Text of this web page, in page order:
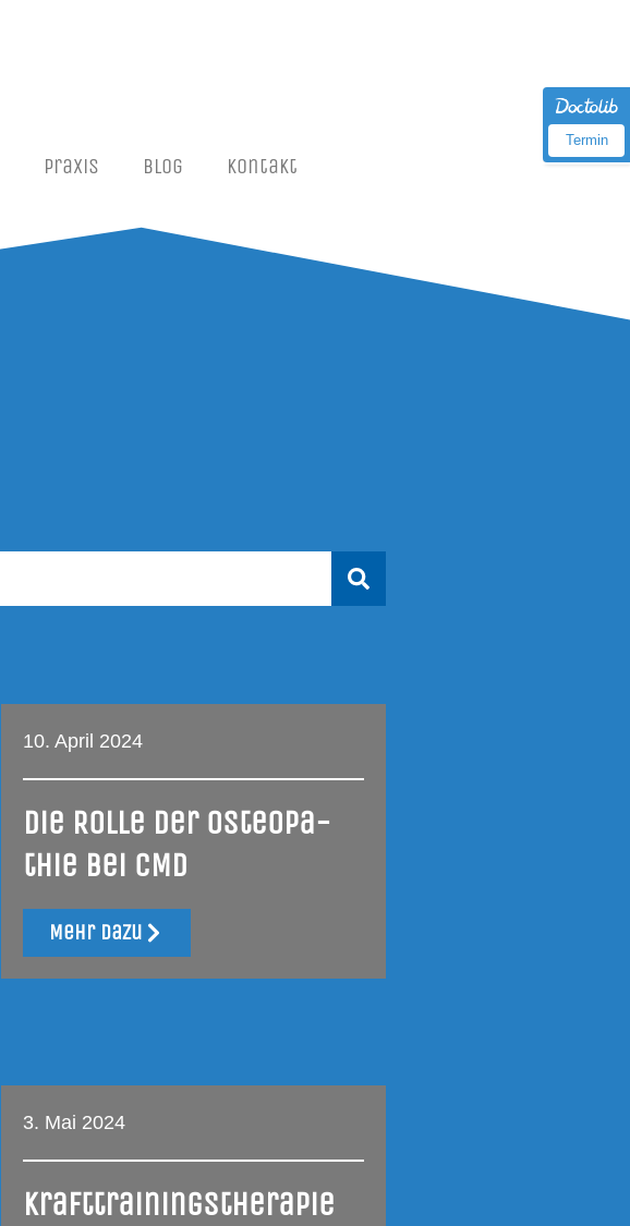
Pra­xis Blog Kon­takt
Termin
10. April 2024
Die Rol­le der Osteo­pa­
thie bei CMD
Mehr dazu
3. Mai 2024
Kraft­trai­nings­the­ra­pie